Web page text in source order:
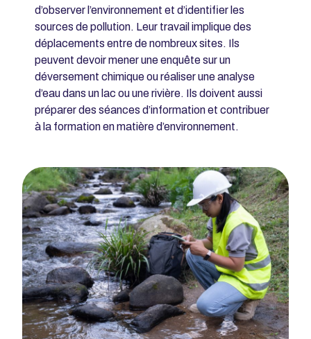
d’observer l’environnement et d’identifier les
sources de pollution. Leur travail implique des
déplacements entre de nombreux sites. Ils
peuvent devoir mener une enquête sur un
déversement chimique ou réaliser une analyse
d’eau dans un lac ou une rivière. Ils doivent aussi
préparer des séances d’information et contribuer
à la formation en matière d’environnement.